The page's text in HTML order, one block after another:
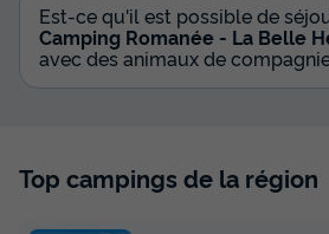
Est-ce qu'il est possible de
Camping Romanée - La Belle
avec des animaux de
Top campings de la région